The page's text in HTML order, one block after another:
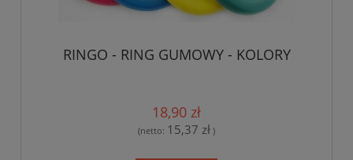
RINGO - RING GUMOWY - KOLORY
18,90 zł
(netto: 15,37 zł )